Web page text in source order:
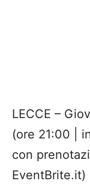
LECCE –
(ore 21:00 |
con